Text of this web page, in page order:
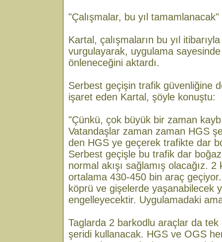
"Çalışmalar, bu yıl tamamlanacak"
Kartal, çalışmaların bu yıl
vurgulayarak, uygulama sayesinde
önleneceğini aktardı.
Serbest geçişin trafik güvenliğine
işaret eden Kartal, şöyle konuştu:
"Çünkü, çok büyük bir zaman
Vatandaşlar zaman zaman HGS
den HGS ye geçerek trafikte dar
Serbest geçişle bu trafik dar
normal akışı sağlamış olacağız.
ortalama 430-450 bin araç
köprü ve gişelerde yaşanabilecek
engelleyecektir. Uygulamadaki
Taglarda 2 barkodlu araçlar da tek
şeridi kullanacak. HGS ve OGS